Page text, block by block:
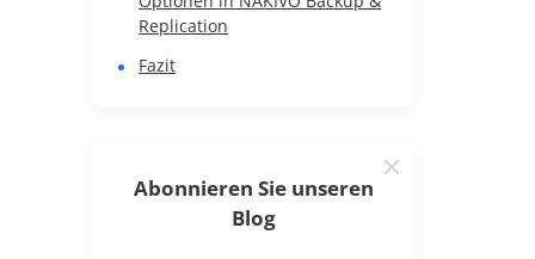
Replication
Fazit
Abonnieren Sie unseren
Blog